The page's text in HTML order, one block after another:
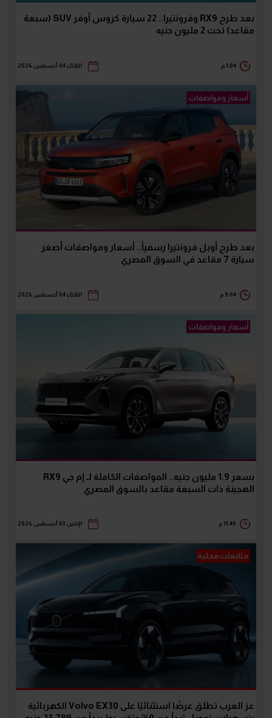
بعد طرح RX9 وفرونتيرا.. 22 سيارة كروس أوفر SUV (سبعة
مقاعد) تحت 2 مليون جنيه
1:04 م الثلاثاء 04 أغسطس 2026
أسعار ومواصفات
بعد طرح أوبل فرونتيرا رسمياً.. أسعار ومواصفات أصغر
سيارة 7 مقاعد في السوق المصري
9:04 م الثلاثاء 04 أغسطس 2026
أسعار ومواصفات
بسعر 1.9 مليون جنيه.. المواصفات الكاملة لـ إم جي RX9
الهجينة ذات السبعة مقاعد بالسوق المصري
11:40 م الإثنين 03 أغسطس 2026
متابعات محلية
عز العرب تطلق عرضًا استثنائيًا على Volvo EX30 الكهربائية